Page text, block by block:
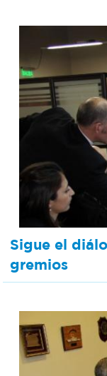
Sigue el
gremios